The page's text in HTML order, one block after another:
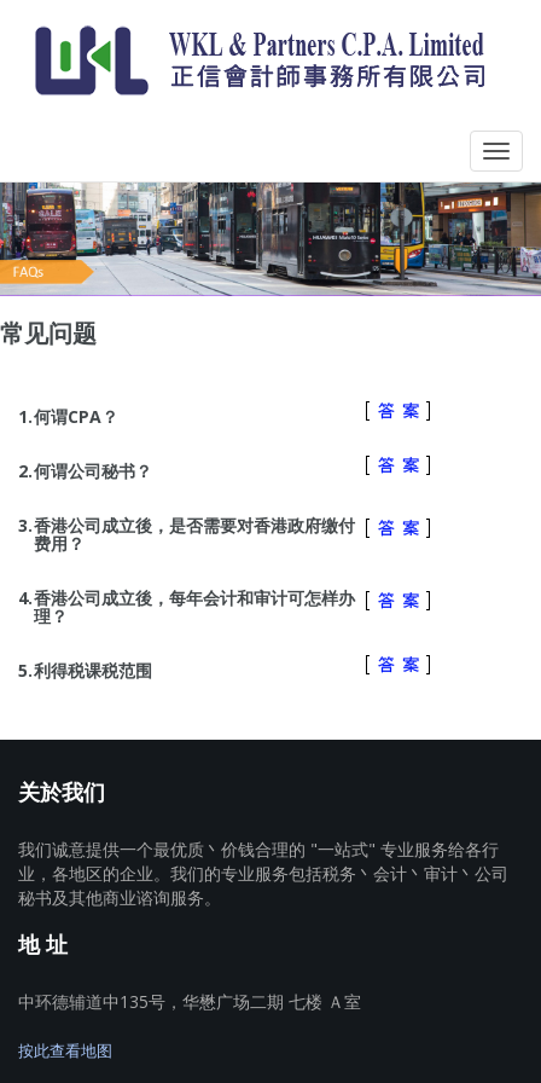
常见问题
1.何谓CPA？
2.何谓公司秘书？
3.香港公司成立後，是否需要对香港政府缴付
费用？
4.香港公司成立後，每年会计和审计可怎样办
理？
5.利得税课税范围
关於我们
我们诚意提供一个最优质丶价钱合理的 "一站式" 专业服务给各行
业，各地区的企业。我们的专业服务包括税务丶会计丶审计丶公司
秘书及其他商业谘询服务。
地 址
中环德辅道中135号，华懋广场二期 七楼 Ａ室
按此查看地图